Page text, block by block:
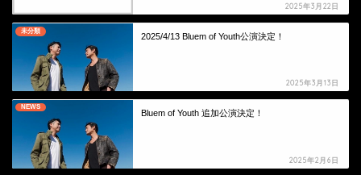
2025年3月22日
未分類
2025/4/13 Bluem of Youth公演決定！
2025年3月13日
NEWS
Bluem of Youth 追加公演決定！
2025年2月6日